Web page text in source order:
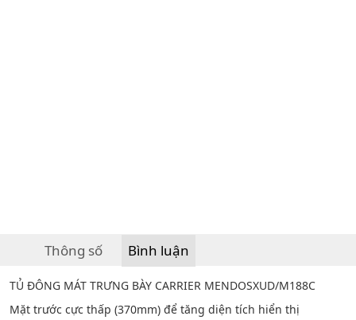
Thông số Bình luận
TỦ ĐÔNG MÁT TRƯNG BÀY CARRIER MENDOSXUD/M188C
Mặt trước cực thấp (370mm) để tăng diện tích hiển thị